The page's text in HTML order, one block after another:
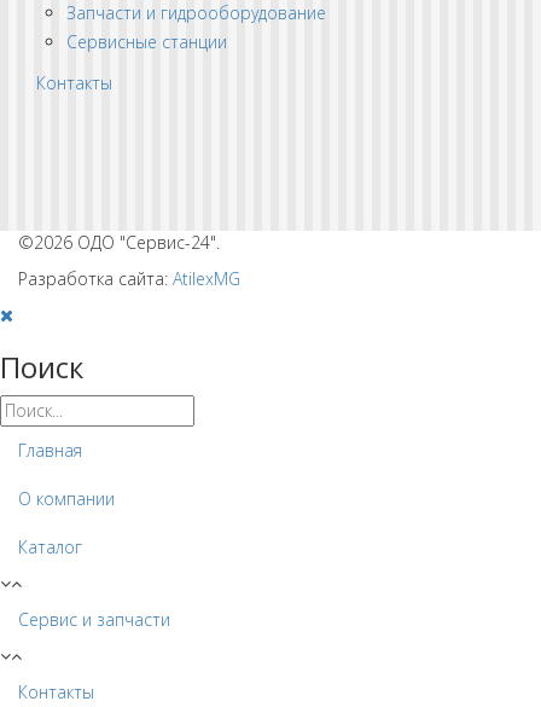
Запчасти и гидрооборудование
Сервисные станции
Контакты
©2026 ОДО "Сервис-24".
Разработка сайта: AtilexMG
Поиск
Главная
О компании
Каталог
Сервис и запчасти
Контакты